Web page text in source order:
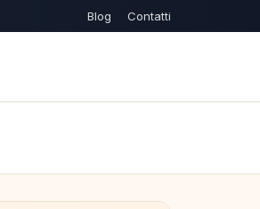
Blog Contatti